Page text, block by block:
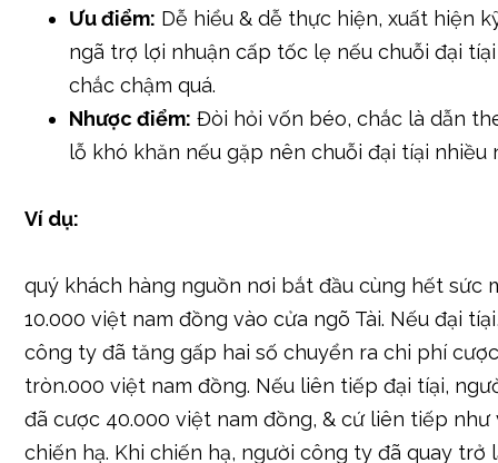
thông dụng nhất, xác định vào băn khoăn tăng
chuyển ra chi phí cược sau mỗi lần đại tíại. Mục
lược này là phục hồi lại phần béo số chuyển ra
tíại & nhọc lòng được 1 khoản lợi nhuận nhỏ xíu
hết sức số chuyển ra chi phí cược khi đầu.
ngã trợ lợi nhuận cấp tốc lẹ nếu chuỗi đại
chắc chậm quá.
Nhược điểm:
Đòi hỏi vốn béo, chắc là dẫn
lỗ khó khăn nếu gặp nên chuỗi đại tíại nhiều
Ví dụ: